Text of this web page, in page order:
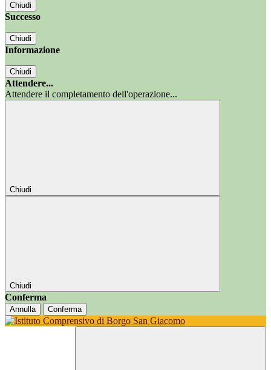
Chiudi
Successo
Chiudi
Informazione
Chiudi
Attendere...
Attendere il completamento dell'operazione...
Chiudi
Chiudi
Conferma
Annulla Conferma